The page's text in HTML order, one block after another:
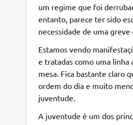
um regime que foi
entanto, parece ter sido
necessidade de uma
Estamos vendo
e tratadas como uma linha
mesa. Fica bastante claro
ordem do dia e muito
juventude.
A juventude é um dos